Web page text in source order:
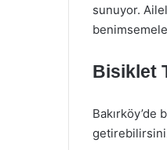
sunuyor.
Bisiklet
Bakırköy’de